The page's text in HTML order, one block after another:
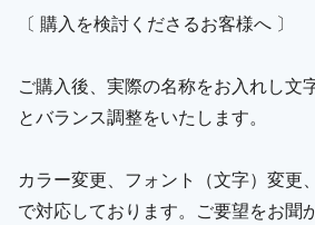
〔 購入を検討くださるお客様へ 〕
ご購入後、実際の名称をお入れし文
とバランス調整をいたします。
カラー変更、フォント（文字）変更
で対応しております。ご要望をお聞